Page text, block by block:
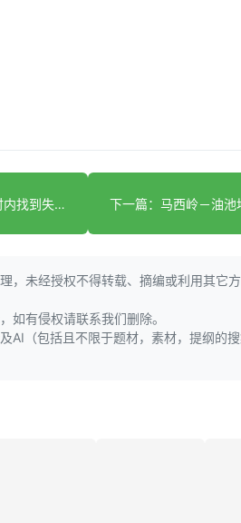
上一篇：志愿者和他的狗在一小时内找到失踪的痴呆老人
，未经授权不得转载、摘编或利用其它
如有侵权请联系我们删除。
AI（包括且不限于题材，素材，提纲的